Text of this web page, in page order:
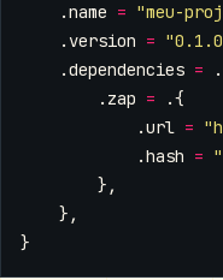
.name = "meu-
. version =
.dependencies =
. zap =
.{
.url =
.hash =
},
},
}